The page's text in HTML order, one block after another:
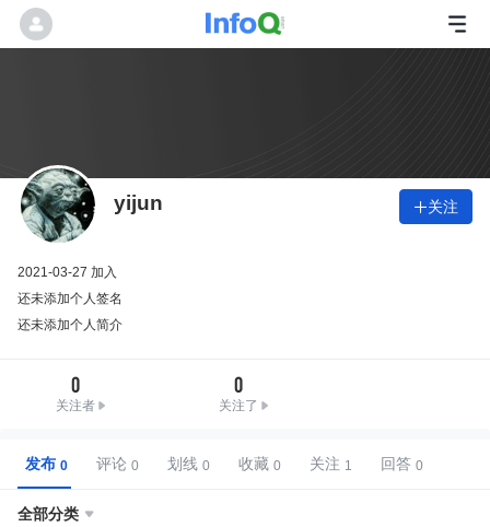
yijun 关注
2021-03-27 加入
还未添加个人签名
还未添加个人简介
0
关注者
0
关注了
发布 评论 划线 收藏 关注 回答
全部分类 